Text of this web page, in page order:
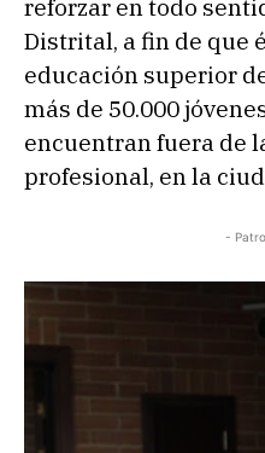
reforzar en todo
Distrital, a fin de que
educación superior
más de 50.000
encuentran fuera de
profesional, en la
-